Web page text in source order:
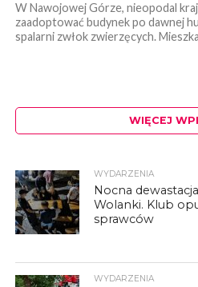
W Nawojowej Górze, nieopodal
zaadoptować budynek po dawnej
spalarni zwłok zwierzęcych.
WIĘCEJ
WYDARZENIA
Nocna
Wolanki. Klub
sprawców
WYDARZENIA